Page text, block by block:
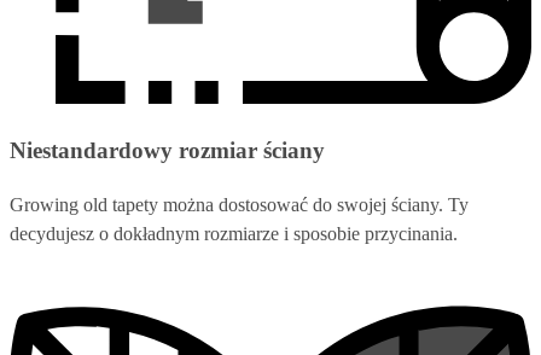
Niestandardowy rozmiar ściany
Growing old tapety można dostosować do swojej ściany. Ty
decydujesz o dokładnym rozmiarze i sposobie przycinania.